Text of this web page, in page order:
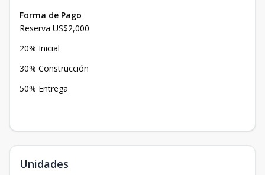
Forma de Pago
Reserva US$2,000
20% Inicial
30% Construcción
50% Entrega
Unidades